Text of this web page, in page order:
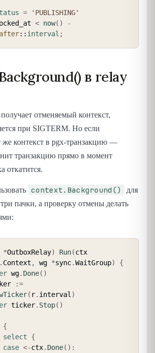
=
'PUBLISHING'
< now( )
-
:: interval ;
в relay
отменяемый контекст,
при SIGTERM. Но если
же контекст в pgx-транзакцию —
транзакцию прямо в момент
откатится.
context.Background()
для
пачки, а проверку отмены делать
*OutboxRelay) Run(ctx
. Context , wg *sync.WaitGroup)
{
wg. Done( )
:=
( r. interval )
ticker. Stop( )
{
select
{
case <-ctx. Done( ) :